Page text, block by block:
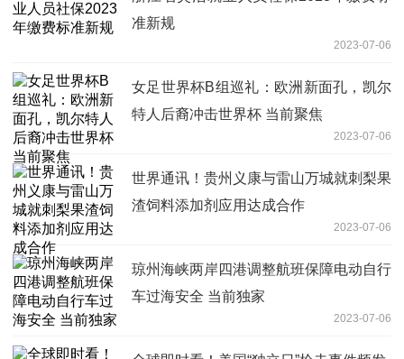
准新规
2023-07-06
女足世界杯B组巡礼：欧洲新面孔，凯尔
特人后裔冲击世界杯 当前聚焦
2023-07-06
世界通讯！贵州义康与雷山万城就刺梨果
渣饲料添加剂应用达成合作
2023-07-06
琼州海峡两岸四港调整航班保障电动自行
车过海安全 当前独家
2023-07-06